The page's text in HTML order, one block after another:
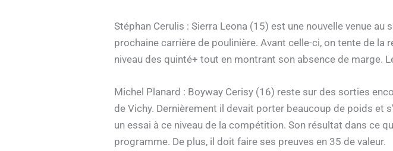
Stéphan Cerulis : Sierra Leona (15) est une nouvelle venue au
prochaine carrière de poulinière. Avant celle-ci, on tente de la
niveau des quinté+ tout en montrant son absence de marge.
Michel Planard : Boyway Cerisy (16) reste sur des sorties
de Vichy. Dernièrement il devait porter beaucoup de poids et
un essai à ce niveau de la compétition. Son résultat dans ce
programme. De plus, il doit faire ses preuves en 35 de valeur.